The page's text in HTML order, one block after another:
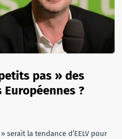
pas » des
?
serait la tendance d’EELV pour